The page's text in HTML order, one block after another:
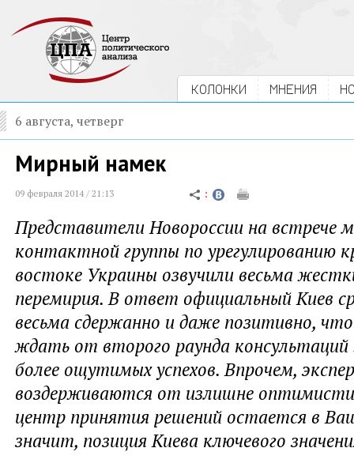
КОЛОНКИ МНЕНИЯ
6 августа, четверг
Мирный намек
09 февраля 2014 / 21:13
Представители Новороссии на встрече
контактной группы по урегулированию
востоке Украины озвучили весьма
перемирия. В ответ официальный Киев
весьма сдержанно и даже позитивно,
ждать от второго раунда консультаций
более ощутимых успехов. Впрочем,
воздерживаются от излишне
центр принятия решений остается в
значит, позиция Киева ключевого